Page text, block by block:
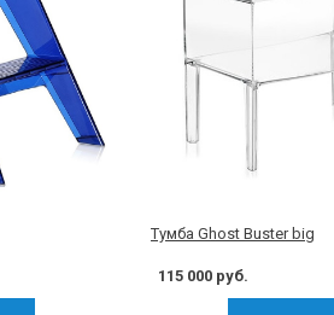
Тумба Ghost Buster big
115 000 руб.